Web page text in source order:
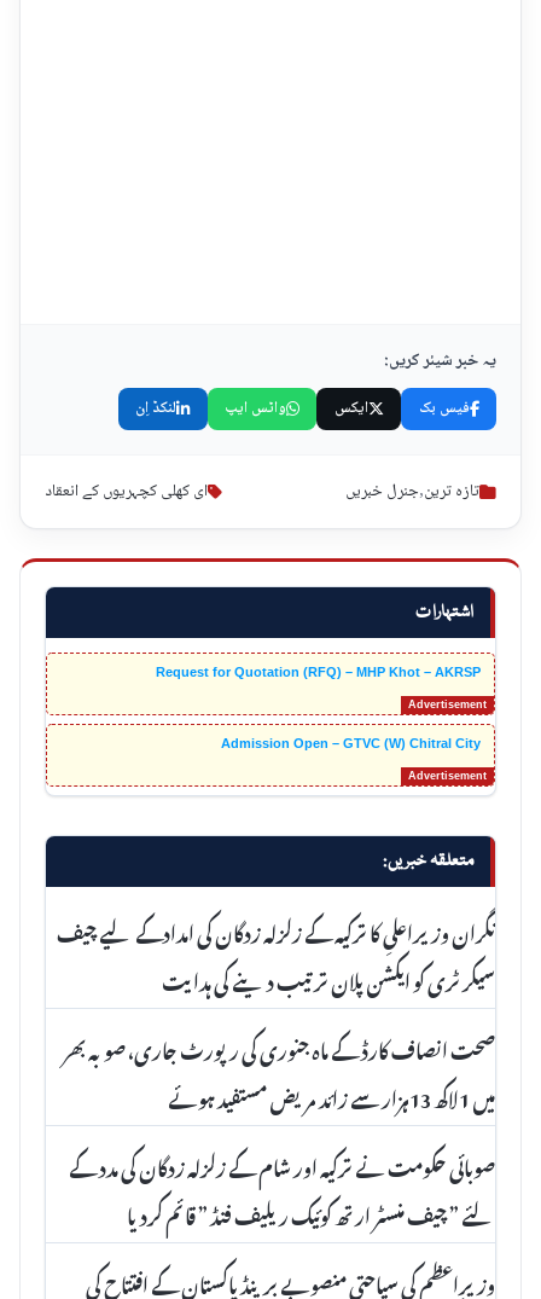
اشتہارات
Request for Quotation (RFQ) – MHP Khot – AKRSP
Admission Open – GTVC (W) Chitral City
متعلقہ خبریں:
نگران وزیراعلیِ کا ترکیہ کے زلزلہ زدگان کی امدادکے لیے چیف
سیکرٹری کو ایکشن پلان ترتیب دینے کی ہدایت
صحت انصاف کارڈ کے ماہ جنوری کی رپورٹ جاری، صوبہ بھر
میں 1لاکھ 13ہزار سے زائد مریض مستفید ہوئے
صوبائی حکومت نے ترکیہ اور شام کے زلزلہ زدگان کی مدد کے
لئے ” چیف منسٹر ارتھ کوئیک ریلیف فنڈ ” قائم کردیا
وزیرِاعظم کی سیاحتی منصوبے برینڈ پاکستان کے افتتاح کی
یہ خبر شیئر کریں:
فیس بک ایکس واٹس ایپ لنکڈ اِن
تازہ ترین,جنرل خبریں ای کھلی کچہریوں کے انعقاد